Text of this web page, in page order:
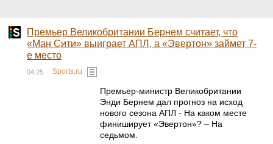
Премьер Великобритании Бернем считает, что
«Ман Сити» выиграет АПЛ, а «Эвертон» займет 7-
е место
04:25 Sports.ru
Премьер-министр Великобритании
Энди Бернем дал прогноз на исход
нового сезона АПЛ - На каком месте
финиширует «Эвертон»? – На
седьмом.